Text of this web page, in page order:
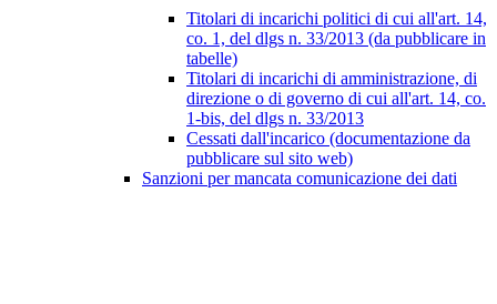
Titolari di incarichi politici di cui all'art. 14,
co. 1, del dlgs n. 33/2013 (da pubblicare in
tabelle)
Titolari di incarichi di amministrazione, di
direzione o di governo di cui all'art. 14, co.
1-bis, del dlgs n. 33/2013
Cessati dall'incarico (documentazione da
pubblicare sul sito web)
Sanzioni per mancata comunicazione dei dati